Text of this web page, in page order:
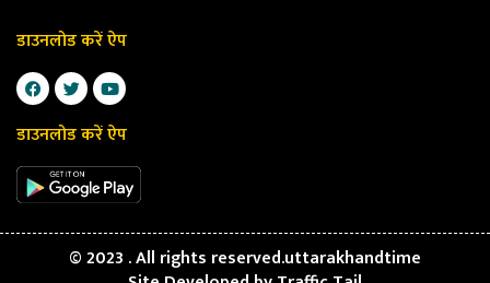
डाउनलोड करें ऐप
डाउनलोड करें ऐप
© 2023 . All rights reserved.uttarakhandtime